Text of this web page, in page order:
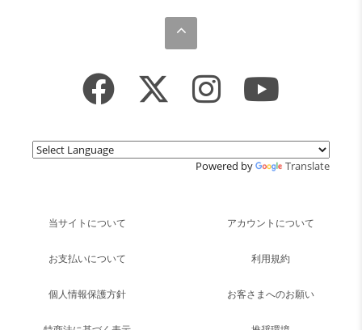
Powered by Translate
当サイトについて アカウントについて
お支払いについて 利用規約
個人情報保護方針 お客さまへのお願い